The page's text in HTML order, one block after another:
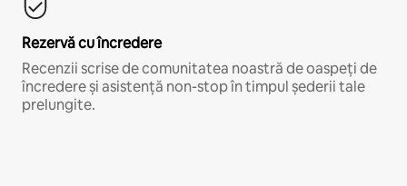
Rezervă cu încredere
Recenzii scrise de comunitatea noastră de oaspeți de
încredere și asistență non-stop în timpul șederii tale
prelungite.